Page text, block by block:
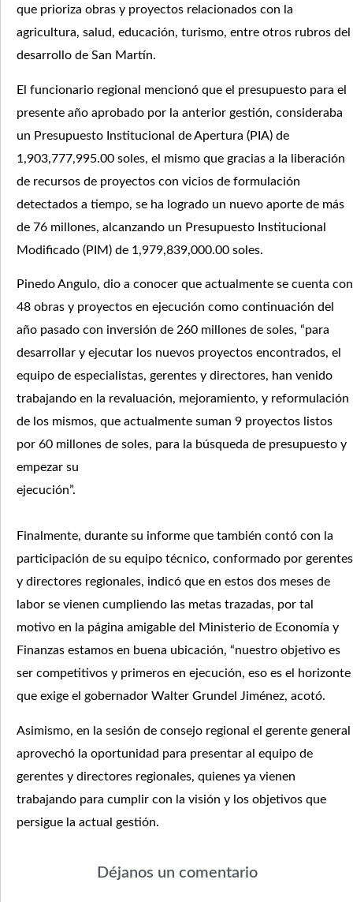
que prioriza obras y proyectos relacionados con la
agricultura, salud, educación, turismo, entre otros rubros del
desarrollo de San Martín.
El funcionario regional mencionó que el presupuesto para el
presente año aprobado por la anterior gestión, consideraba
un Presupuesto Institucional de Apertura (PIA) de
1,903,777,995.00 soles, el mismo que gracias a la liberación
de recursos de proyectos con vicios de formulación
detectados a tiempo, se ha logrado un nuevo aporte de más
de 76 millones, alcanzando un Presupuesto Institucional
Modificado (PIM) de 1,979,839,000.00 soles.
Pinedo Angulo, dio a conocer que actualmente se cuenta con
48 obras y proyectos en ejecución como continuación del
año pasado con inversión de 260 millones de soles, “para
desarrollar y ejecutar los nuevos proyectos encontrados, el
equipo de especialistas, gerentes y directores, han venido
trabajando en la revaluación, mejoramiento, y reformulación
de los mismos, que actualmente suman 9 proyectos listos
por 60 millones de soles, para la búsqueda de presupuesto y
empezar su
Finalmente, durante su informe que también contó con la
participación de su equipo técnico, conformado por gerentes
y directores regionales, indicó que en estos dos meses de
labor se vienen cumpliendo las metas trazadas, por tal
motivo en la página amigable del Ministerio de Economía y
Finanzas estamos en buena ubicación, “nuestro objetivo es
ser competitivos y primeros en ejecución, eso es el horizonte
que exige el gobernador Walter Grundel Jiménez, acotó.
Asimismo, en la sesión de consejo regional el gerente general
aprovechó la oportunidad para presentar al equipo de
gerentes y directores regionales, quienes ya vienen
trabajando para cumplir con la visión y los objetivos que
persigue la actual gestión.
Déjanos un comentario